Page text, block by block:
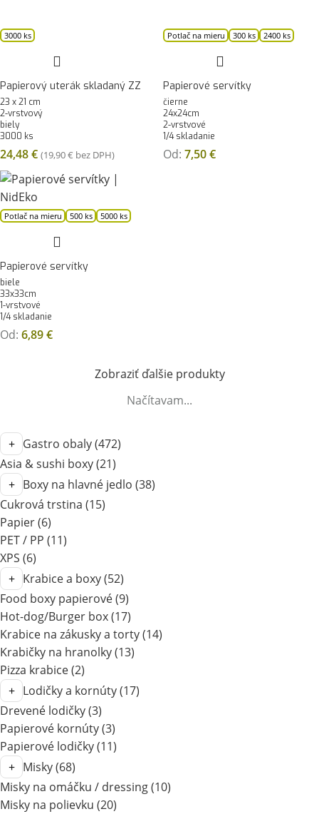
Gastro obaly(472)
Asia & sushi boxy(21)
Boxy na hlavné jedlo (38)
Cukrová trstina (15)
Papier(6)
PET / PP (11)
XPS (6)
Krabice a boxy(52)
Food boxy papierové(9)
Hot-dog/Burger box(17)
Krabice na zákusky a torty(14)
Krabičky na hranolky(13)
Pizza krabice(2)
Lodičky a kornúty(17)
Drevené lodičky(3)
Papierové kornúty(3)
Papierové lodičky(11)
Misky(68)
Misky na omáčku / dressing(10)
Misky na polievku (20)
3000 ks
Papierový uterák skladaný ZZ
23 x 21 cm
2-vrstvový
biely
3000 ks
24,48€ (19,90€ bez DPH)
Potlač na mieru 300 ks 2400 ks
Papierové servítky
čierne
24x24cm
2-vrstvové
1/4 skladanie
Od: 7,50€
Potlač na mieru 500 ks 5000 ks
Papierové servítky
biele
33x33cm
1-vrstvové
1/4 skladanie
Od: 6,89€
Zobraziť ďalšie produkty
Načítavam...